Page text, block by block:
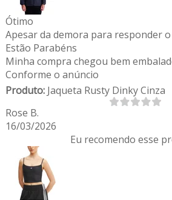
Ótimo
Apesar da demora para responder
Estão Parabéns
Minha compra chegou bem
Conforme o anúncio
Produto:Jaqueta Rusty Dinky Cinza
Rose B.
16/03/2026
Eu recomendo esse